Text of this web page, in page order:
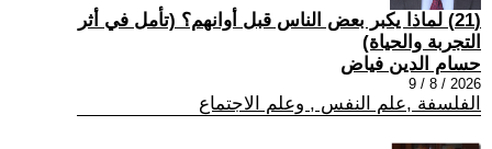
(21) لماذا يكبر بعض الناس قبل أوانهم؟ (تأمل في أثر
التجربة والحياة)
حسام الدين فياض
2026 / 8 / 9
الفلسفة ,علم النفس , وعلم الاجتماع